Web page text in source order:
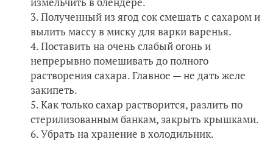
Полученный из ягод сок смешать с сахаром и
вылить массу в миску для варки варенья.
Поставить на очень слабый огонь и
непрерывно помешивать до полного
растворения сахара. Главное — не дать желе
закипеть.
Как только сахар растворится, разлить по
стерилизованным банкам, закрыть крышками.
Убрать на хранение в холодильник.